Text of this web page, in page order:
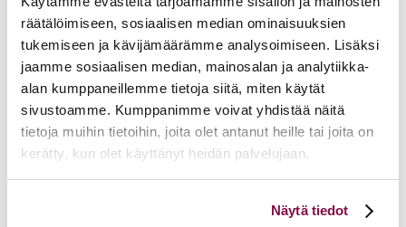
räätälöimiseen, sosiaalisen median ominaisuuksien
tukemiseen ja kävijämäärämme analysoimiseen. Lisäksi
jaamme sosiaalisen median, mainosalan ja analytiikka-
alan kumppaneillemme tietoja siitä, miten käytät
sivustoamme. Kumppanimme voivat yhdistää näitä
tietoja muihin tietoihin, joita olet antanut heille tai joita on
kerätty, kun olet käyttänyt heidän palvelujaan.
linkistä.
Näytä tiedot
Ikkunoita kristilliseen spiritualiteettiin: Matkakumppanuuden päivä
runojen, taiteen ja luonnon äärellä 25.08.2026
Toimistoväen verkostotapaaminen
08.09.2026
Takaisin tapahtumiin